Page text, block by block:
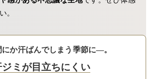
。
にか汗ばんでしまう季節に―。
ジミが目立ちにくい